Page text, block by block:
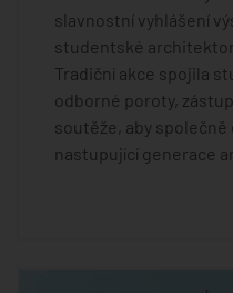
slavnostní vyhlášení
studentské
Tradiční akce spojila
odborné poroty,
soutěže, aby
nastupující generace